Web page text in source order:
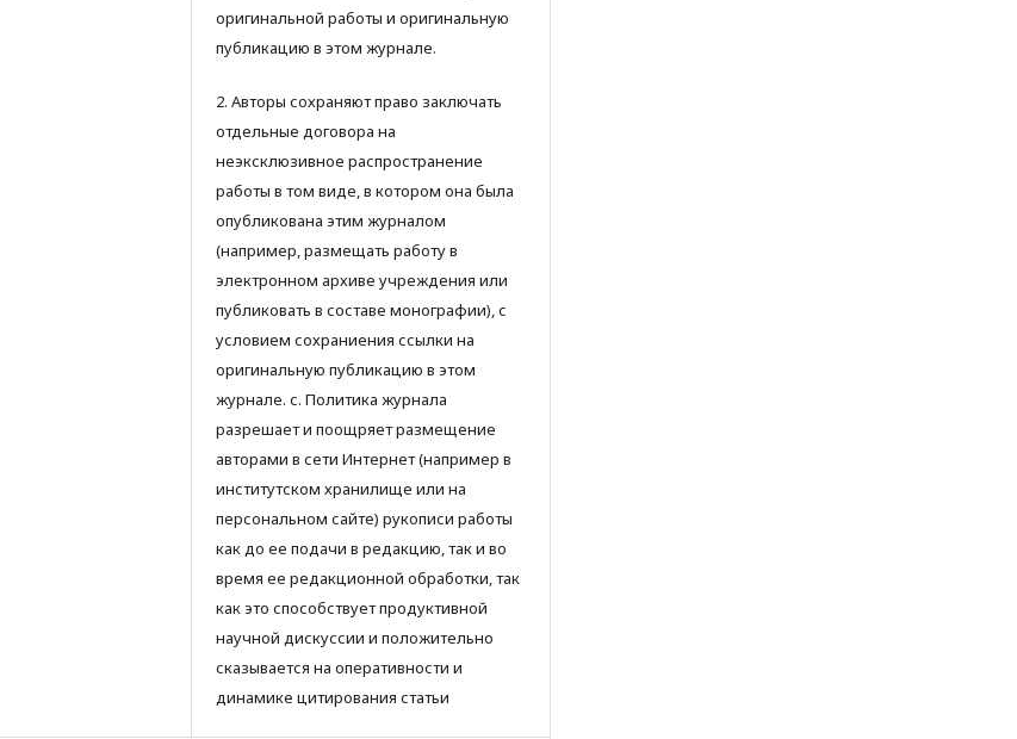
оригинальной работы и оригинальную
публикацию в этом журнале.
2. Авторы сохраняют право заключать
отдельные договора на
неэксклюзивное распространение
работы в том виде, в котором она была
опубликована этим журналом
(например, размещать работу в
электронном архиве учреждения или
публиковать в составе монографии), с
условием сохраниения ссылки на
оригинальную публикацию в этом
журнале. с. Политика журнала
разрешает и поощряет размещение
авторами в сети Интернет (например в
институтском хранилище или на
персональном сайте) рукописи работы
как до ее подачи в редакцию, так и во
время ее редакционной обработки, так
как это способствует продуктивной
научной дискуссии и положительно
сказывается на оперативности и
динамике цитирования статьи